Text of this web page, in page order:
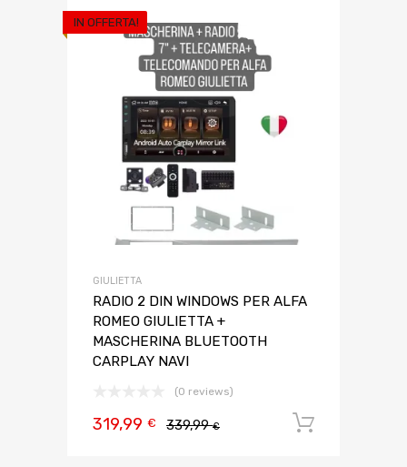
IN OFFERTA!
GIULIETTA
RADIO 2 DIN WINDOWS PER ALFA
ROMEO GIULIETTA +
MASCHERINA BLUETOOTH
CARPLAY NAVI
(0 reviews)
339,99€
319,99 €